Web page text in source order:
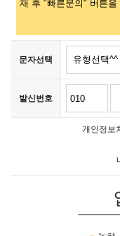
문자선택
발신번호
개인정보